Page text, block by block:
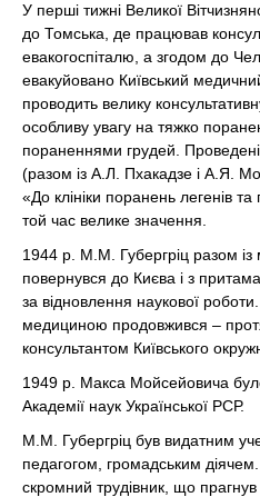
У перші тижні Великої
до Томська, де працював
евакогоспіталю, а згодом до
евакуйовано Київський
проводить велику
особливу увагу на тяжко
пораненнями грудей.
(разом із А.Л. Пхакадзе і А.Я.
«До клініки поранень легенів
той час велике значення.
1944 р. М.М. Губергріц разом із
повернувся до Києва і з
за відновлення наукової
медициною продовжився –
консультантом Київського
1949 р. Макса Мойсейовича
Академії наук Української РСР.
М.М. Губергріц був видатним
педагогом, громадським
скромний трудівник, що